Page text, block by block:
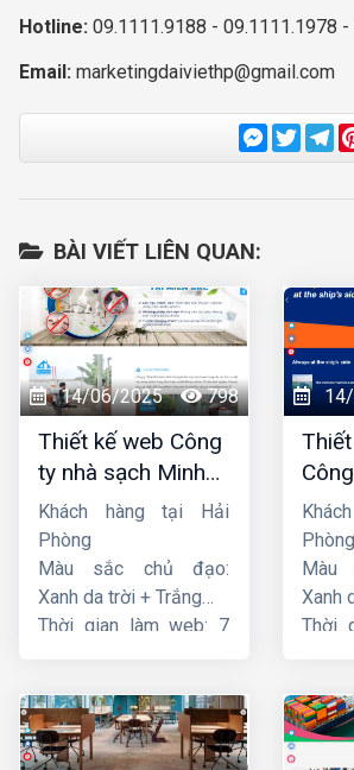
Hotline: 09.1111.9188 - 09.1111.1978
Email: marketingdaiviethp@gmail.com
BÀI VIẾT LIÊN QUAN:
14/06/2025 798
Thiết kế web Công
ty nhà sạch Minh
Dương
Khách hàng tại Hải
Phòng
Màu sắc chủ đạo:
Xanh da trời + Trắng
Thời gian làm web: 7
14/
liên
Phòng
Màu
Xanh
Thời